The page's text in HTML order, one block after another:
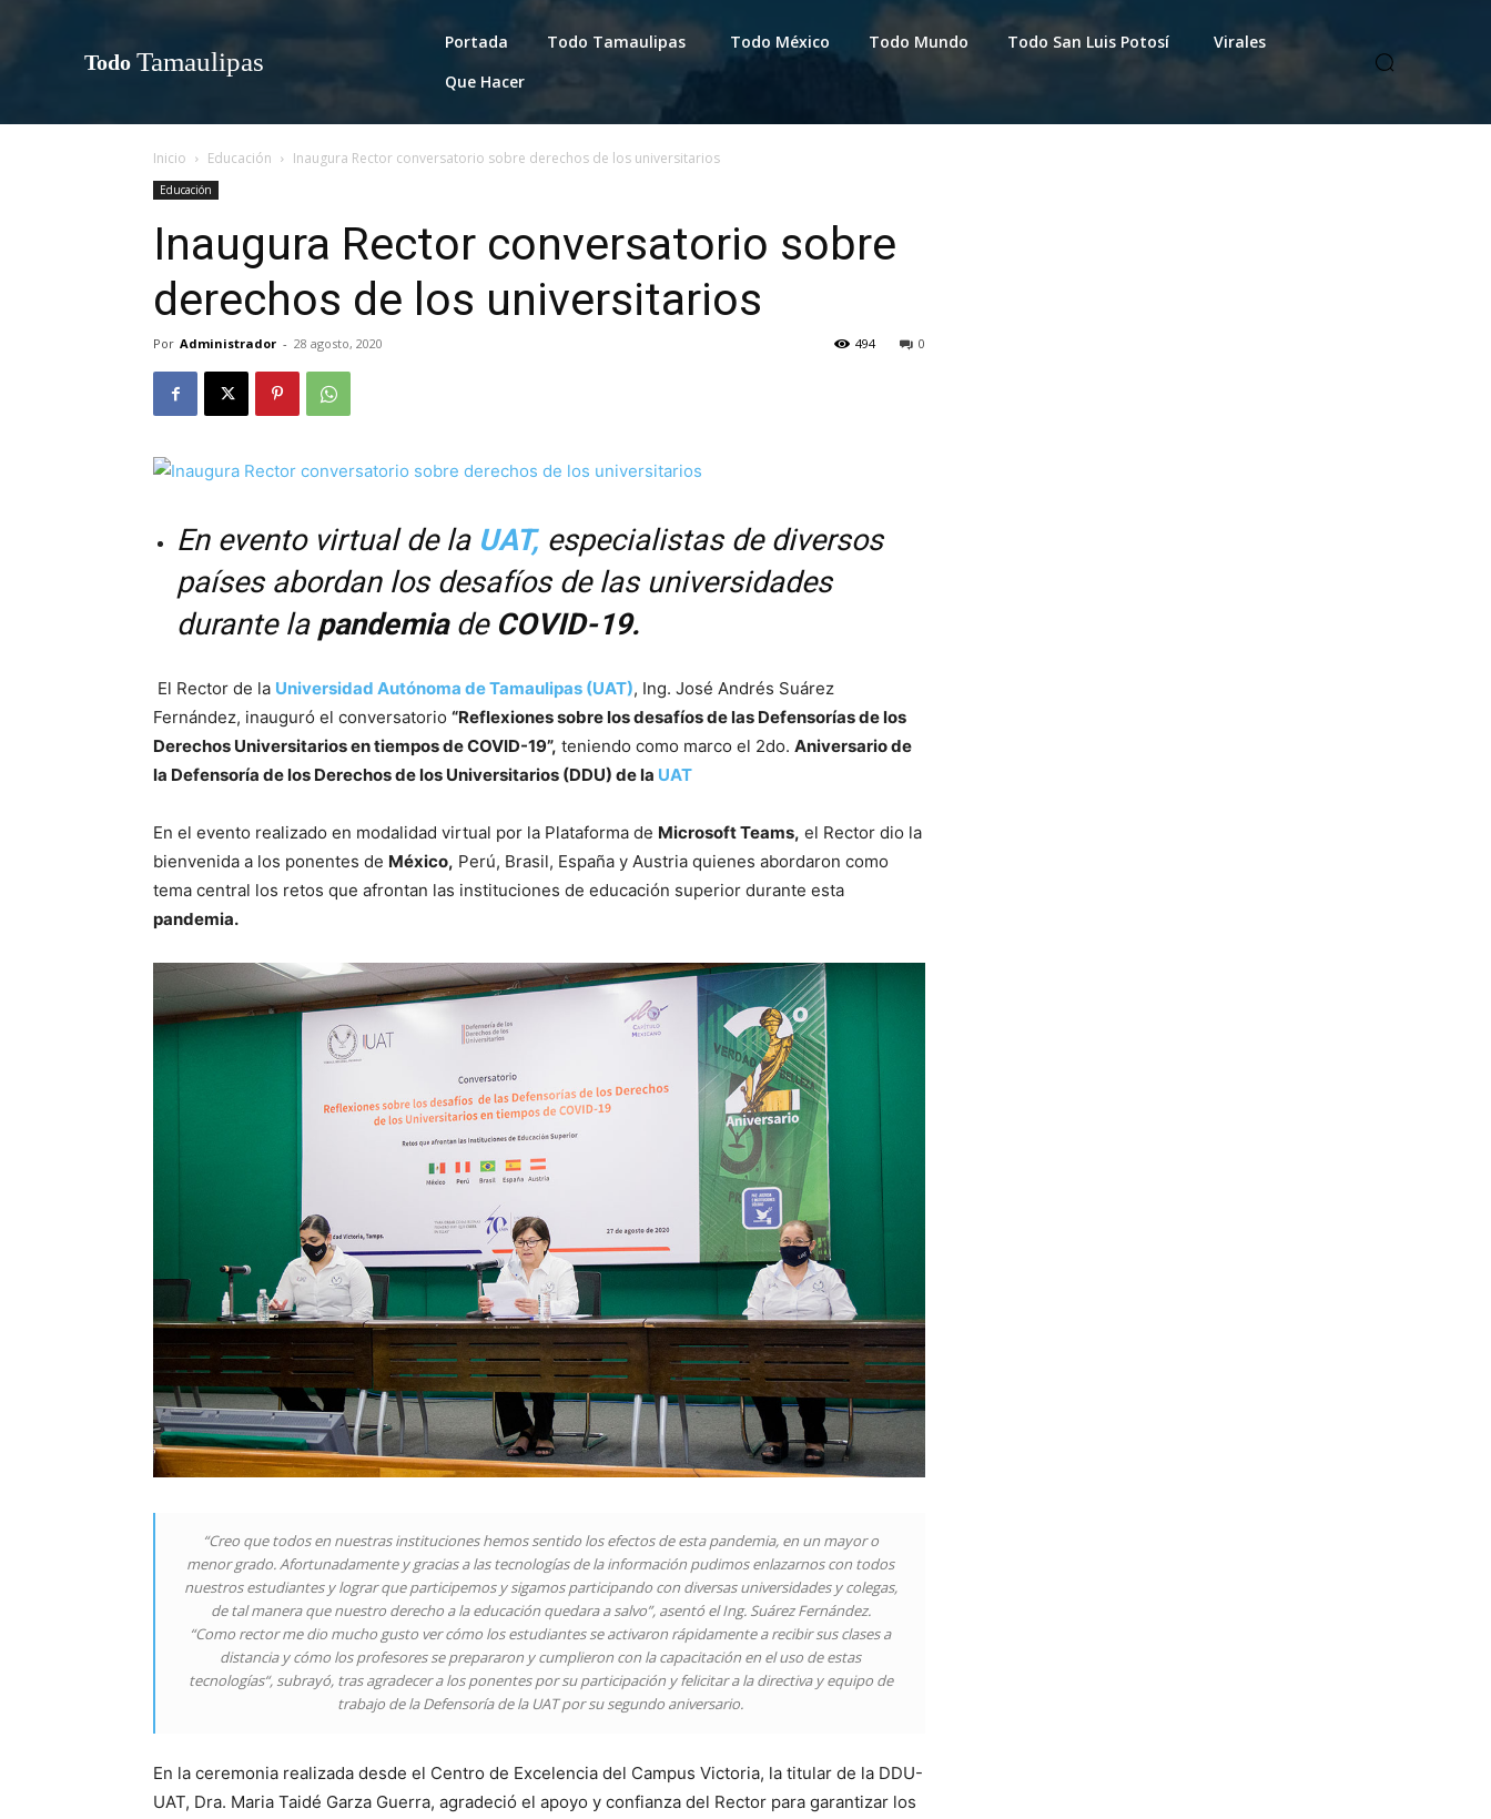
Todo Tamaulipas
Portada Todo Tamaulipas Todo México Todo Mundo Todo San Luis Potosí
Virales
Que Hacer
Inicio Educación Inaugura Rector conversatorio sobre derechos de los universitarios
Educación
Inaugura Rector conversatorio sobre
derechos de los universitarios
Por Administrador - 28 agosto, 2020 0
494
En evento virtual de la UAT, especialistas de diversos
países abordan los desafíos de las universidades
durante la pandemiade COVID-19.
El Rector de la Universidad Autónoma de Tamaulipas (UAT), Ing. José Andrés Suárez
Fernández, inauguró el conversatorio “Reflexiones sobre los desafíos de las Defensorías de los
Derechos Universitarios en tiempos de COVID-19”, teniendo como marco el 2do. Aniversario de
la Defensoría de los Derechos de los Universitarios (DDU) de la UAT
En el evento realizado en modalidad virtual por la Plataforma de Microsoft Teams, el Rector dio la
bienvenida a los ponentes de México, Perú, Brasil, España y Austria quienes abordaron como
tema central los retos que afrontan las instituciones de educación superior durante esta
pandemia.
“Creo que todos en nuestras instituciones hemos sentido los efectos de esta pandemia, en un mayor o
menor grado. Afortunadamente y gracias a las tecnologías de la información pudimos enlazarnos con todos
nuestros estudiantes y lograr que participemos y sigamos participando con diversas universidades y colegas,
de tal manera que nuestro derecho a la educación quedara a salvo”, asentó el Ing. Suárez Fernández.
“Como rector me dio mucho gusto ver cómo los estudiantes se activaron rápidamente a recibir sus clases a
distancia y cómo los profesores se prepararon y cumplieron con la capacitación en el uso de estas
tecnologías“, subrayó, tras agradecer a los ponentes por su participación y felicitar a la directiva y equipo de
trabajo de la Defensoría de la UAT por su segundo aniversario.
En la ceremonia realizada desde el Centro de Excelencia del Campus Victoria, la titular de la DDU-
UAT, Dra. Maria Taidé Garza Guerra, agradeció el apoyo y confianza del Rector para garantizar los